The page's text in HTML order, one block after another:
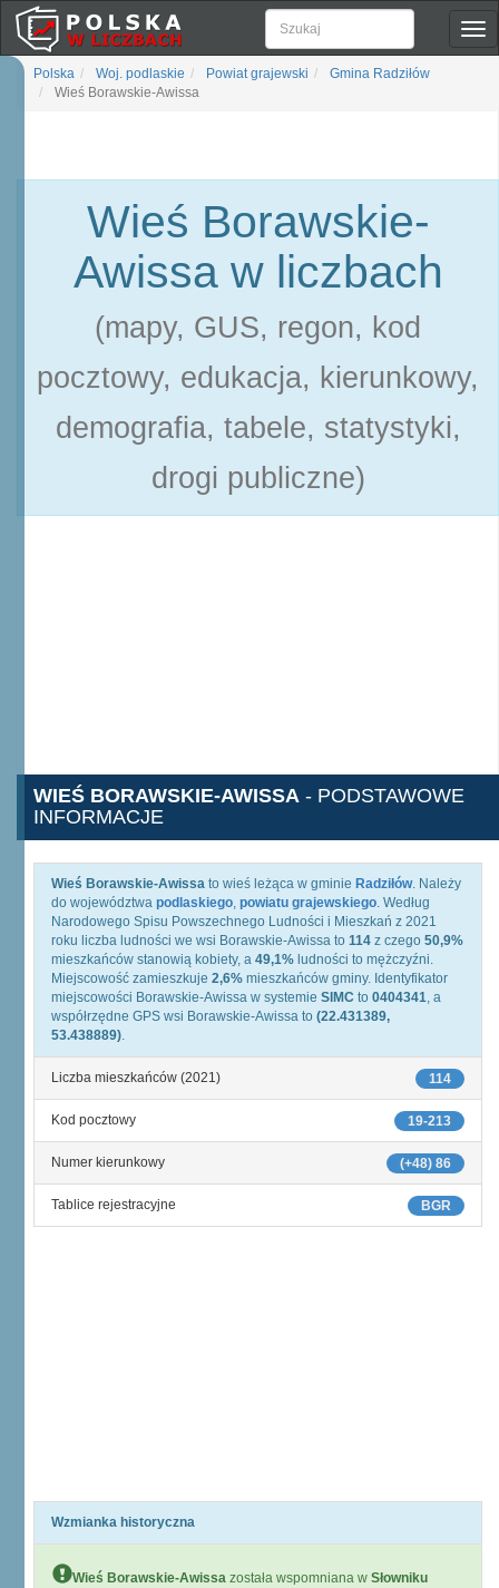
Polska Woj. podlaskie Powiat grajewski
Gmina Radziłów
Wieś Borawskie-Awissa
Wieś Borawskie-
Awissa w liczbach
(mapy, GUS, regon, kod
pocztowy, edukacja, kierunkowy,
demografia, tabele, statystyki,
drogi publiczne)
WIEŚ BORAWSKIE-AWISSA - PODSTAWOWE
INFORMACJE
Wieś Borawskie-Awissa to wieś leżąca w gminie Radziłów. Należy
do województwa podlaskiego, powiatu grajewskiego. Według
Narodowego Spisu Powszechnego Ludności i Mieszkań z 2021
roku liczba ludności we wsi Borawskie-Awissa to 114 z czego 50,9%
mieszkańców stanowią kobiety, a 49,1% ludności to mężczyźni.
Miejscowość zamieszkuje 2,6% mieszkańców gminy. Identyfikator
miejscowości Borawskie-Awissa w systemie SIMC to 0404341, a
współrzędne GPS wsi Borawskie-Awissa to (22.431389,
53.438889).
114
Liczba mieszkańców (2021)
19-213
Kod pocztowy
(+48) 86
Numer kierunkowy
BGR
Tablice rejestracyjne
Wzmianka historyczna
Wieś Borawskie-Awissa została wspomniana w Słowniku